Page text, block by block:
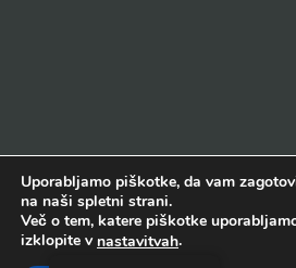
Uporabljamo piškotke, da vam
na naši spletni strani.
Več o tem, katere piškotke
izklopite v nastavitvah.